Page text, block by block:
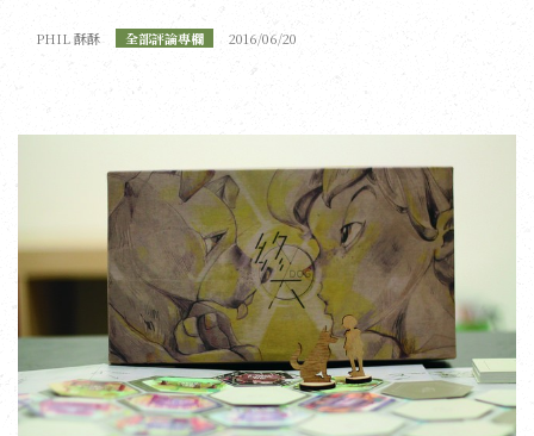
PHIL 酥酥 全部評論專欄 2016/06/20